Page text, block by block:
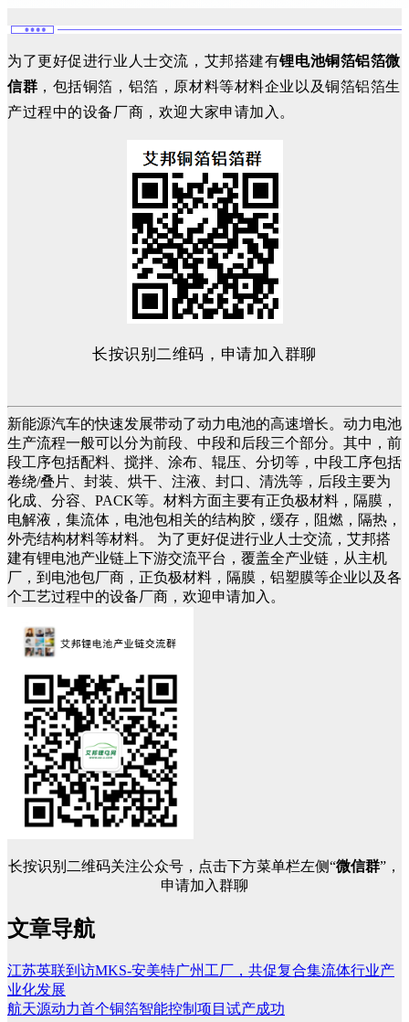
为了更好促进行业人士交流，艾邦搭建有锂电池铜箔铝箔微
信群 ，包括铜箔，铝箔，原材料等材料企业以及铜箔铝箔生
产过程中的设备厂商，欢迎大家申请加入。
长按识别二维码，申请加入群聊
新能源汽车的快速发展带动了动力电池的高速增长。动力电池
生产流程一般可以分为前段、中段和后段三个部分。其中，前
段工序包括配料、搅拌、涂布、辊压、分切等，中段工序包括
卷绕/叠片、封装、烘干、注液、封口、清洗等，后段主要为
化成、分容、PACK等。材料方面主要有正负极材料，隔膜，
电解液，集流体，电池包相关的结构胶，缓存，阻燃，隔热，
外壳结构材料等材料。 为了更好促进行业人士交流，艾邦搭
建有锂电池产业链上下游交流平台，覆盖全产业链，从主机
厂，到电池包厂商，正负极材料，隔膜，铝塑膜等企业以及各
个工艺过程中的设备厂商，欢迎申请加入。
长按识别二维码关注公众号，点击下方菜单栏左侧“微信群”，
申请加入群聊
文章导航
江苏英联到访MKS-安美特广州工厂，共促复合集流体行业产
业化发展
航天源动力首个铜箔智能控制项目试产成功